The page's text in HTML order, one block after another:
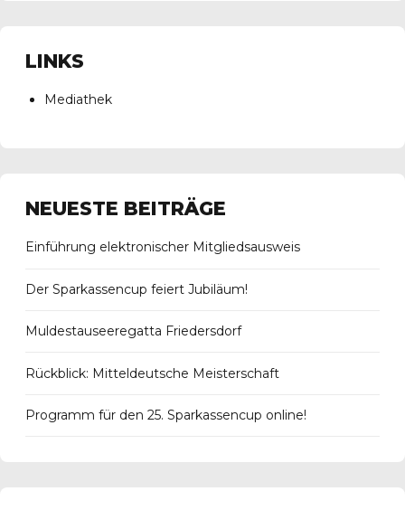
LINKS
Mediathek
NEUESTE BEITRÄGE
Einführung elektronischer Mitgliedsausweis
Der Sparkassencup feiert Jubiläum!
Muldestauseeregatta Friedersdorf
Rückblick: Mitteldeutsche Meisterschaft
Programm für den 25. Sparkassencup online!